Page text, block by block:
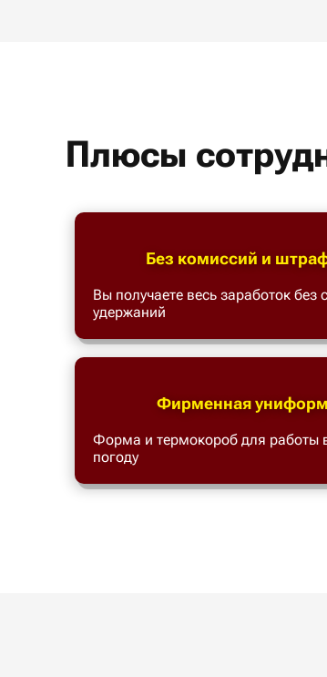
Плюсы
Без комиссий и
Вы получаете весь заработок без
удержаний
Фирменная
Форма и термокороб для работы
погоду